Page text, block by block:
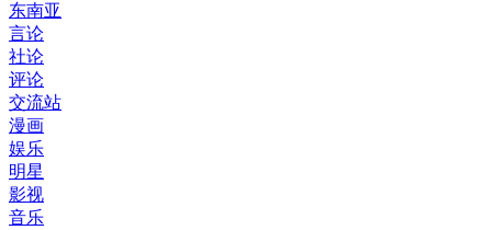
东南亚
言论
社论
评论
交流站
漫画
娱乐
明星
影视
音乐